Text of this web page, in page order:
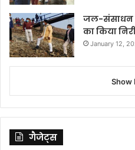
जल-संसाधन
का किया
January 12,
Show
गैजेट्स